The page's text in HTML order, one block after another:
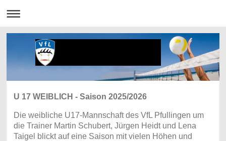
U 17 WEIBLICH - Saison 2025/2026
Die weibliche U17-Mannschaft des VfL Pfullingen um
die Trainer Martin Schubert, Jürgen Heidt und Lena
Taigel blickt auf eine Saison mit vielen Höhen und